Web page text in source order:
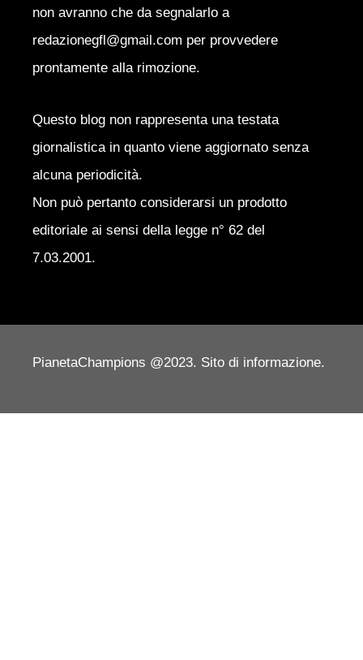
non avranno che da segnalarlo a
redazionegfl@gmail.com per provvedere
prontamente alla rimozione.
Questo blog non rappresenta una testata
giornalistica in quanto viene aggiornato senza
alcuna periodicità.
Non può pertanto considerarsi un prodotto
editoriale ai sensi della legge n° 62 del
7.03.2001.
PianetaChampions @2023. Sito di informazione.